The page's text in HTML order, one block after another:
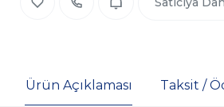
Ürün Açıklaması Taksit /